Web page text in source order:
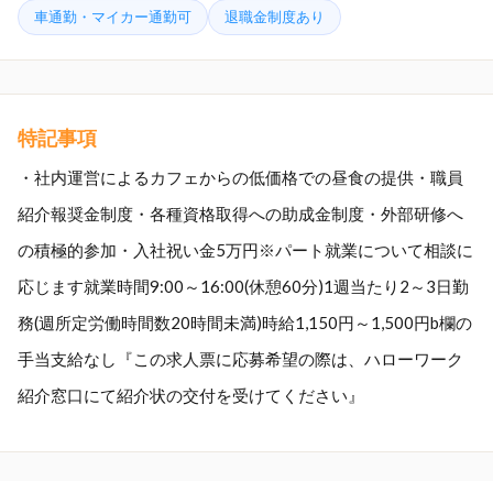
車通勤・マイカー通勤可 退職金制度あり
特記事項
・社内運営によるカフェからの低価格での昼食の提供・職員
紹介報奨金制度・各種資格取得への助成金制度・外部研修へ
の積極的参加・入社祝い金5万円※パート就業について相談に
応じます就業時間9:00～16:00(休憩60分)1週当たり2～3日勤
務(週所定労働時間数20時間未満)時給1,150円～1,500円b欄の
手当支給なし『この求人票に応募希望の際は、ハローワーク
紹介窓口にて紹介状の交付を受けてください』